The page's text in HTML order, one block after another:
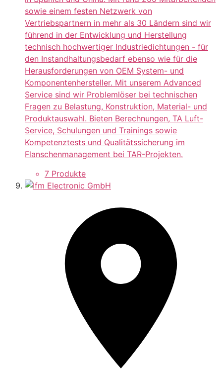
sowie einem festen Netzwerk von
Vertriebspartnern in mehr als 30 Ländern sind wir
führend in der Entwicklung und Herstellung
technisch hochwertiger Industriedichtungen - für
den Instandhaltungsbedarf ebenso wie für die
Herausforderungen von OEM System- und
Komponentenhersteller. Mit unserem Advanced
Service sind wir Problemlöser bei technischen
Fragen zu Belastung, Konstruktion, Material- und
Produktauswahl. Bieten Berechnungen, TA Luft-
Service, Schulungen und Trainings sowie
Kompetenztests und Qualitätssicherung im
Flanschenmanagement bei TAR-Projekten.
7 Produkte